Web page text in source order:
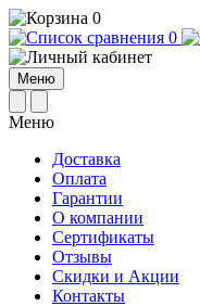
0
0
Меню
Меню
Доставка
Оплата
Гарантии
О компании
Сертификаты
Отзывы
Cкидки и Акции
Контакты